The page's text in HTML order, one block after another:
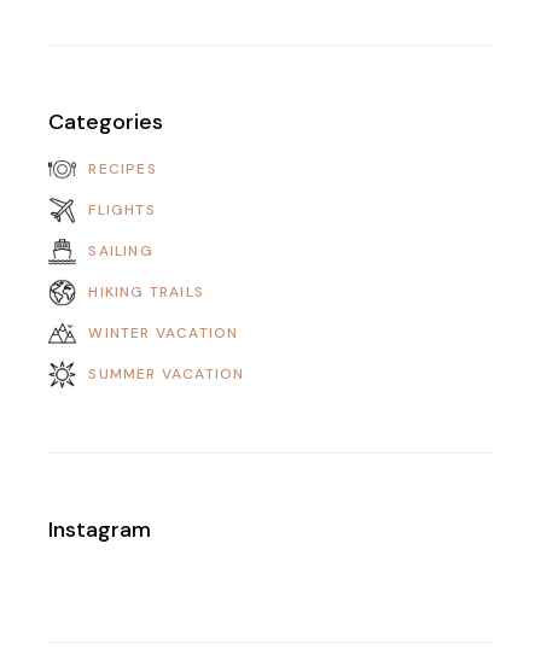
Categories
RECIPES
FLIGHTS
SAILING
HIKING TRAILS
WINTER VACATION
SUMMER VACATION
Instagram